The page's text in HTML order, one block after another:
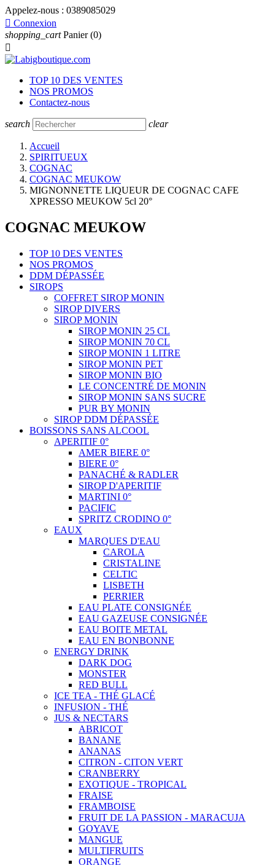
Appelez-nous : 0389085029
 Connexion
shopping_cart Panier (0)

TOP 10 DES VENTES
NOS PROMOS
Contactez-nous
search clear
Accueil
SPIRITUEUX
COGNAC
COGNAC MEUKOW
MIGNONNETTE LIQUEUR DE COGNAC CAFE
XPRESSO MEUKOW 5cl 20°
COGNAC MEUKOW
TOP 10 DES VENTES
NOS PROMOS
DDM DÉPASSÉE
SIROPS
COFFRET SIROP MONIN
SIROP DIVERS
SIROP MONIN
SIROP MONIN 25 CL
SIROP MONIN 70 CL
SIROP MONIN 1 LITRE
SIROP MONIN PET
SIROP MONIN BIO
LE CONCENTRÉ DE MONIN
SIROP MONIN SANS SUCRE
PUR BY MONIN
SIROP DDM DÉPASSÉE
BOISSONS SANS ALCOOL
APERITIF 0°
AMER BIERE 0°
BIERE 0°
PANACHÉ & RADLER
SIROP D'APERITIF
MARTINI 0°
PACIFIC
SPRITZ CRODINO 0°
EAUX
MARQUES D'EAU
CAROLA
CRISTALINE
CELTIC
LISBETH
PERRIER
EAU PLATE CONSIGNÉE
EAU GAZEUSE CONSIGNÉE
EAU BOITE METAL
EAU EN BONBONNE
ENERGY DRINK
DARK DOG
MONSTER
RED BULL
ICE TEA - THÉ GLACÉ
INFUSION - THÉ
JUS & NECTARS
ABRICOT
BANANE
ANANAS
CITRON - CITON VERT
CRANBERRY
EXOTIQUE - TROPICAL
FRAISE
FRAMBOISE
FRUIT DE LA PASSION - MARACUJA
GOYAVE
MANGUE
MULTIFRUITS
ORANGE